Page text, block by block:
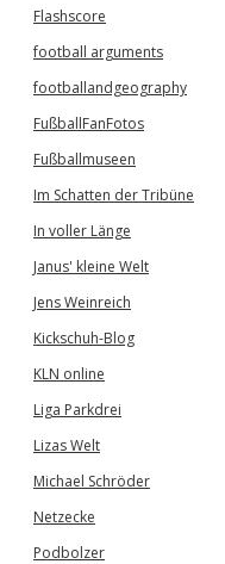
Flashscore
football arguments
footballandgeography
FußballFanFotos
Fußballmuseen
Im Schatten der Tribüne
In voller Länge
Janus' kleine Welt
Jens Weinreich
Kickschuh-Blog
KLN online
Liga Parkdrei
Lizas Welt
Michael Schröder
Netzecke
Podbolzer